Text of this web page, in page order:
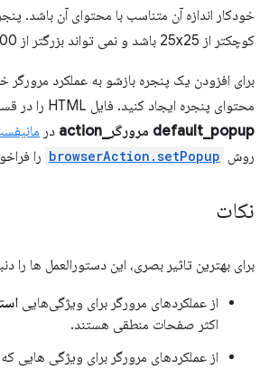
خودکار اندازه آن متناسب با محتوای آن باشد.
کوچکتر از 25x25 باشد و نمی تواند بزرگتر از 800x600 باشد.
محتوای پنجره ایجاد کنید. فایل HTML را در قسمت
default_popup مرورگر_action در
روش browserAction.setPopup را
نکات
برای بهترین تاثیر بصری، این دستورالعمل ها را
از عملکردهای مرورگر برای ویژگی‌هایی
اکثر صفحات منطقی هستند.
از عملکردهای مرورگر برای ویژگی هایی